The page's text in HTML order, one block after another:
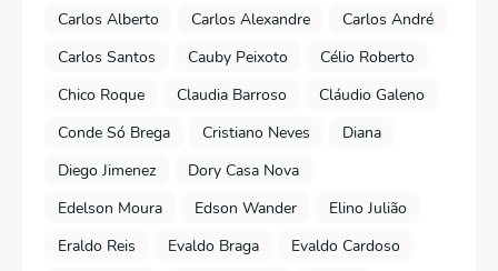
Carlos Alberto
Carlos Alexandre
Carlos André
Carlos Santos
Cauby Peixoto
Célio Roberto
Chico Roque
Claudia Barroso
Cláudio Galeno
Conde Só Brega
Cristiano Neves
Diana
Diego Jimenez
Dory Casa Nova
Edelson Moura
Edson Wander
Elino Julião
Eraldo Reis
Evaldo Braga
Evaldo Cardoso